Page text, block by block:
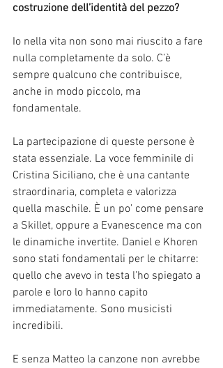
costruzione dell’identità del pezzo?
Io nella vita non sono mai riuscito a fare
nulla completamente da solo. C’è
sempre qualcuno che contribuisce,
anche in modo piccolo, ma
fondamentale.
La partecipazione di queste persone è
stata essenziale. La voce femminile di
Cristina Siciliano, che è una cantante
straordinaria, completa e valorizza
quella maschile. È un po’ come pensare
a Skillet, oppure a Evanescence ma con
le dinamiche invertite. Daniel e Khoren
sono stati fondamentali per le chitarre:
quello che avevo in testa l’ho spiegato a
parole e loro lo hanno capito
immediatamente. Sono musicisti
incredibili.
E senza Matteo la canzone non avrebbe